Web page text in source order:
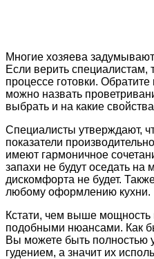
Многие хозяева
Если верить специалистам,
процессе готовки.
можно назвать
выбрать и на какие
Специалисты утверждают,
показатели
имеют гармоничное
запахи не будут оседать на
дискомфорта не будет.
любому оформлению кухни.
Кстати, чем выше
подобными нюансами. Как
Вы можете быть полностью
гудением, а значит их